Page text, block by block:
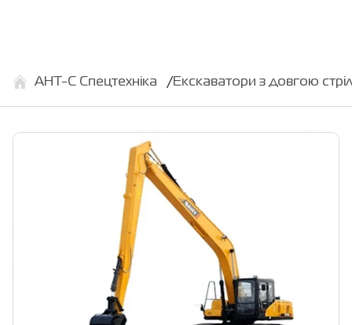
АНТ-С Спецтехніка Екскаватори з довгою